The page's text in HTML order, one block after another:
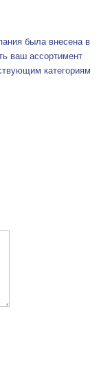
была внесена в
ваш ассортимент
категориям